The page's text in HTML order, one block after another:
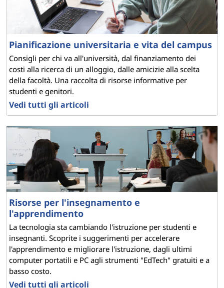
a
p
r
e
n
d
m
Pianificazione universitaria e vita del campus
Consigli per chi va all'università, dal finanziamento dei
costi alla ricerca di un alloggio, dalle amicizie alla scelta
della facoltà. Una raccolta di risorse informative per
studenti e genitori.
Vedi tutti gli articoli
Risorse per l'insegnamento e
l'apprendimento
La tecnologia sta cambiando l'istruzione per studenti e
insegnanti. Scoprite i suggerimenti per accelerare
l'apprendimento e migliorare l'istruzione, dagli ultimi
computer portatili e PC agli strumenti "EdTech" gratuiti e a
basso costo.
Vedi tutti gli articoli